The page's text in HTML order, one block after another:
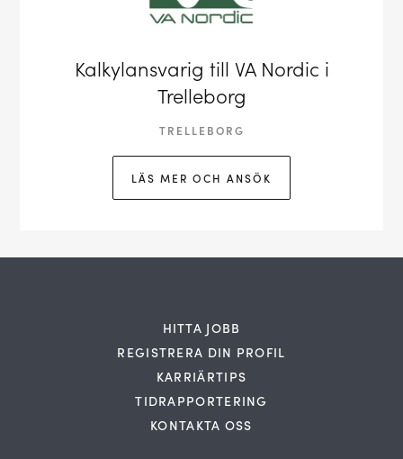
Kalkylansvarig till VA Nordic i
Trelleborg
TRELLEBORG
LÄS MER OCH ANSÖK
HITTA JOBB
REGISTRERA DIN PROFIL
KARRIÄRTIPS
TIDRAPPORTERING
KONTAKTA OSS